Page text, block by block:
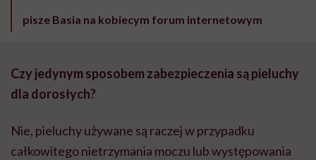
pisze Basia na kobiecym forum internetowym
Czy jedynym sposobem zabezpieczenia są pieluchy
dla dorosłych?
Nie, pieluchy używane są raczej w przypadku
całkowitego nietrzymania moczu lub występowania